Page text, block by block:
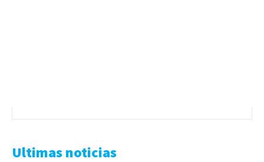
Ultimas noticias